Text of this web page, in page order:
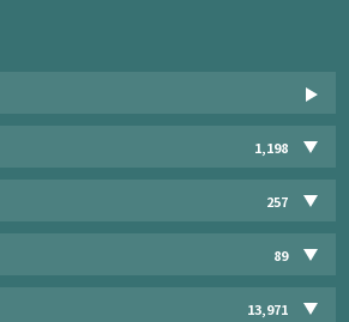
1,198
257
89
13,971